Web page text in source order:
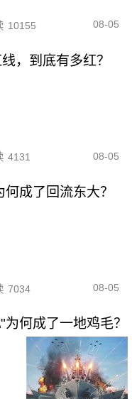
10155 08-05
，到底有多红？
4131 08-05
成了回流东大？
7034 08-05
何成了一地鸡毛？